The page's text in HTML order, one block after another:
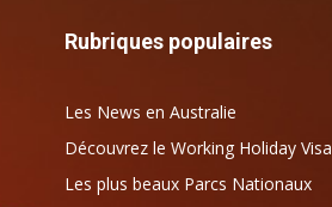
Rubriques populaires
Les News en Australie
Découvrez le Working Holiday Visa
Les plus beaux Parcs Nationaux